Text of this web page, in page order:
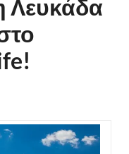
Λευκάδα